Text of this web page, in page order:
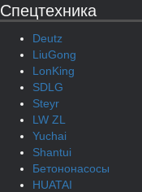
Спецтехника
Deutz
LiuGong
LonKing
SDLG
Steyr
LW ZL
Yuchai
Shantui
Бетононасосы
HUATAI